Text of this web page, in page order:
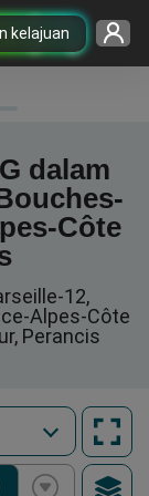
kelajuan
dalam
Côte
12,
Alpes-Côte
Perancis